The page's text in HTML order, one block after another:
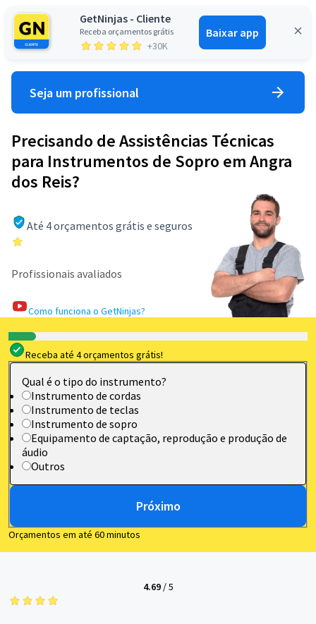
GetNinjas - Cliente
Receba orçamentos grátis
+30K
Baixar app
Entrar
Seja um profissional
Precisando de Assistências Técnicas
para Instrumentos de Sopro em Angra
dos Reis?
Até 4 orçamentos grátis e seguros
Profissionais avaliados
Como funciona o GetNinjas?
Receba até 4 orçamentos grátis!
Qual é o tipo do instrumento?
Instrumento de cordas
Instrumento de teclas
Instrumento de sopro
Equipamento de captação, reprodução e produção de
áudio
Outros
Próximo
Orçamentos em até 60 minutos
4.69/5